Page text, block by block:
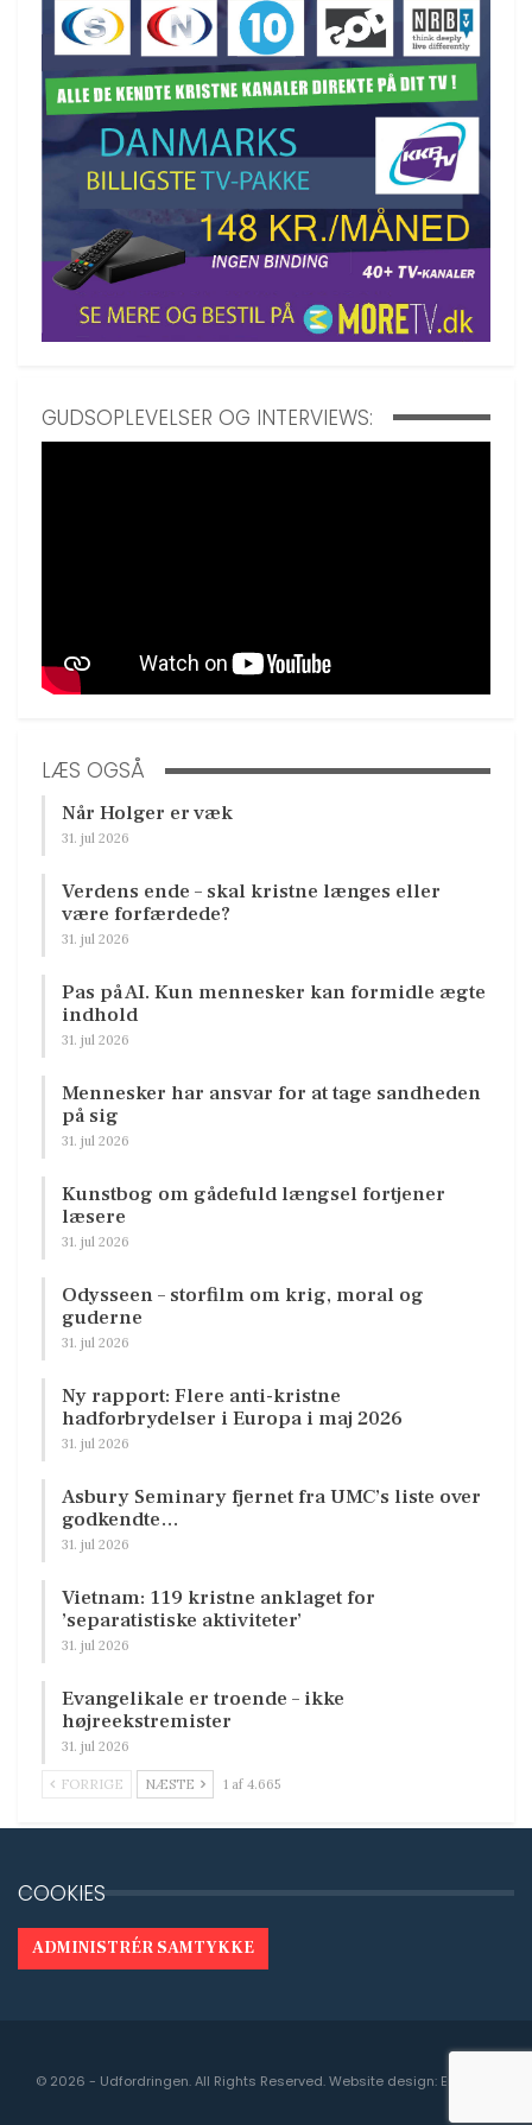
GUDSOPLEVELSER OG INTERVIEWS:
LÆS OGSÅ
Når Holger er væk
31. jul 2026
Verdens ende – skal kristne længes eller
være forfærdede?
31. jul 2026
Pas på AI. Kun mennesker kan formidle ægte
indhold
31. jul 2026
Mennesker har ansvar for at tage sandheden
på sig
31. jul 2026
Kunstbog om gådefuld længsel fortjener
læsere
31. jul 2026
Odysseen – storfilm om krig, moral og
guderne
31. jul 2026
Ny rapport: Flere anti-kristne
hadforbrydelser i Europa i maj 2026
31. jul 2026
Asbury Seminary fjernet fra UMC’s liste over
godkendte…
31. jul 2026
Vietnam: 119 kristne anklaget for
’separatistiske aktiviteter’
31. jul 2026
Evangelikale er troende – ikke
højreekstremister
31. jul 2026
FORRIGE NÆSTE 1 af 4.665
COOKIES
ADMINISTRÉR SAMTYKKE
© 2026 - Udfordringen. All Rights Reserved.Website design: Engedal